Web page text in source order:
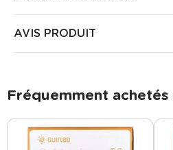
AVIS PRODUIT
Fréquemment achetés